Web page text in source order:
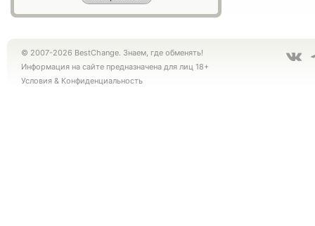
© 2007-2026 BestChange. Знаем, где обменять!
Информация на сайте предназначена для лиц 18+
Условия & Конфиденциальность